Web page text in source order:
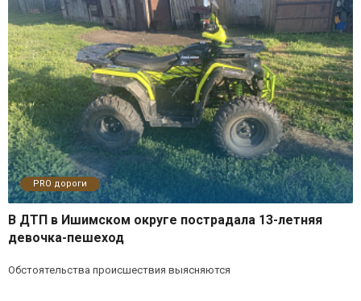
PRO дороги
В ДТП в Ишимском округе пострадала 13-летняя
девочка-пешеход
Обстоятельства происшествия выясняются